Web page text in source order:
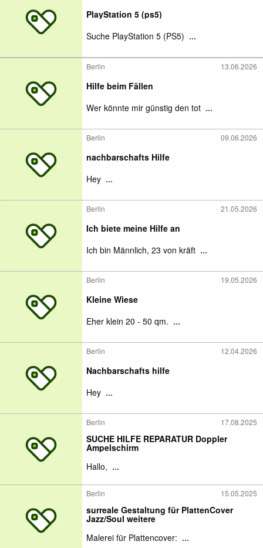
PlayStation 5 (ps5)
Suche PlayStation 5 (PS5) ...
Berlin 13.06.2026
Hilfe beim Fällen
Wer könnte mir günstig den tot ...
Berlin 09.06.2026
nachbarschafts Hilfe
Hey ...
Berlin 21.05.2026
Ich biete meine Hilfe an
Ich bin Männlich, 23 von kräft ...
Berlin 19.05.2026
Kleine Wiese
Eher klein 20 - 50 qm. ...
Berlin 12.04.2026
Nachbarschafts hilfe
Hey ...
Berlin 17.08.2025
SUCHE HILFE REPARATUR Doppler
Ampelschirm
Hallo, ...
Berlin 15.05.2025
surreale Gestaltung für PlattenCover
Jazz/Soul weitere
Malerei für Plattencover: ...